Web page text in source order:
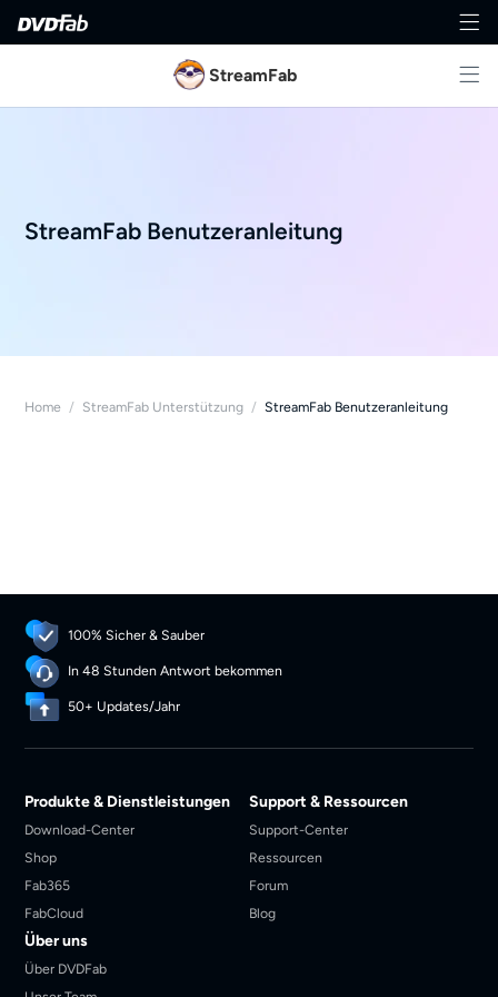
StreamFab
StreamFab Benutzeranleitung
Home / StreamFab Unterstützung / StreamFab Benutzeranleitung
100% Sicher & Sauber
In 48 Stunden Antwort bekommen
50+ Updates/Jahr
Produkte & Dienstleistungen
Download-Center
Shop
Fab365
FabCloud
Support & Ressourcen
Support-Center
Ressourcen
Forum
Blog
Über uns
Über DVDFab